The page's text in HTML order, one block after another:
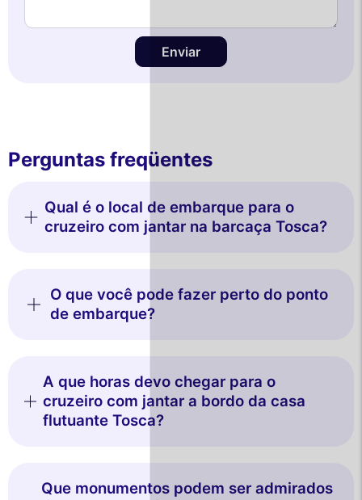
Enviar
Perguntas freqüentes
Qual é o local de embarque para o
cruzeiro com jantar na barcaça Tosca?
O que você pode fazer perto do ponto
de embarque?
A que horas devo chegar para o
cruzeiro com jantar a bordo da casa
flutuante Tosca?
Que monumentos podem ser admirados